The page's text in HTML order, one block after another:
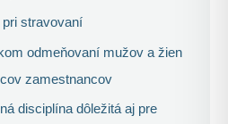
stravovaní
odmeňovaní mužov a žien
zamestnancov
disciplína dôležitá aj pre